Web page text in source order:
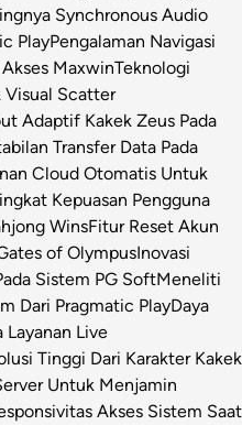
Synchronous Audio
PlayPengalaman Navigasi
MaxwinTeknologi
Visual Scatter
Adaptif Kakek Zeus Pada
Transfer Data Pada
Cloud Otomatis Untuk
Kepuasan Pengguna
WinsFitur Reset Akun
of OlympusInovasi
Sistem PG SoftMeneliti
Dari Pragmatic PlayDaya
Layanan Live
Tinggi Dari Karakter Kakek
Untuk Menjamin
Akses Sistem Saat